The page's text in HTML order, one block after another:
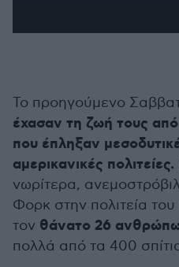
Το προηγούμενο
έχασαν τη ζωή τους
που έπληξαν
αμερικανικές πολιτείες.
νωρίτερα,
Φορκ στην πολιτεία
τον θάνατο 26
πολλά από τα 400